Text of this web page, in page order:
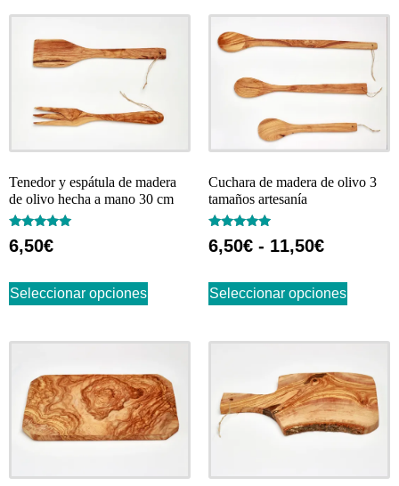
Tenedor y espátula de madera
de olivo hecha a mano 30 cm
Valorado
con
6,50€
Seleccionar opciones
Cuchara de madera de olivo 3
tamaños artesanía
Valorado
con
6,50€ - 11,50€
Seleccionar opciones